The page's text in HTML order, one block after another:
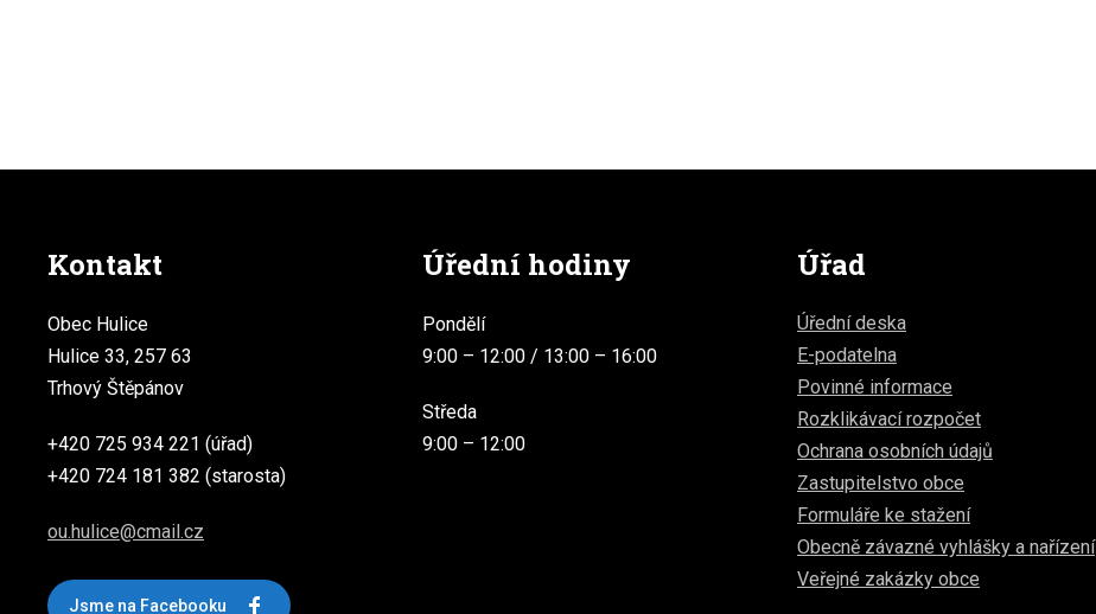
Kontakt
Obec Hulice
Hulice 33, 257 63
Trhový Štěpánov
+420 725 934 221 (úřad)
+420 724 181 382 (starosta)
ou.hulice@cmail.cz
Jsme na Facebooku
Úřední hodiny
Pondělí
9:00 – 12:00 / 13:00 – 16:00
Středa
9:00 – 12:00
Úřad
Úřední deska
E-podatelna
Povinné informace
Rozklikávací rozpočet
Ochrana osobních údajů
Zastupitelstvo obce
Formuláře ke stažení
Obecně závazné vyhlášky a nařízení
Veřejné zakázky obce